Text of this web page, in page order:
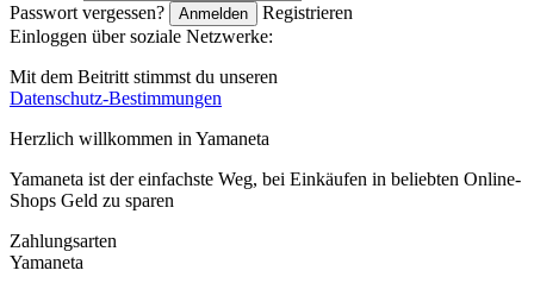
Passwort vergessen?
Anmelden
Registrieren
Einloggen über soziale Netzwerke:
Mit dem Beitritt stimmst du unseren
Datenschutz-Bestimmungen
Herzlich willkommen in Yamaneta
Yamaneta ist der einfachste Weg, bei Einkäufen in beliebten Online-
Shops Geld zu sparen
Zahlungsarten
Yamaneta